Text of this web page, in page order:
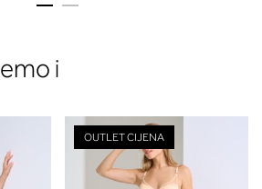
i
OUTLET CIJENA
2. Prsni obseg